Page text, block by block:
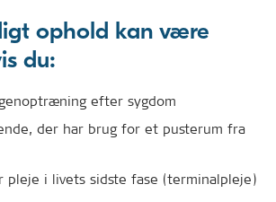
ophold kan være
du:
efter sygdom
der har brug for et pusterum fra
pleje i livets sidste fase (terminalpleje)